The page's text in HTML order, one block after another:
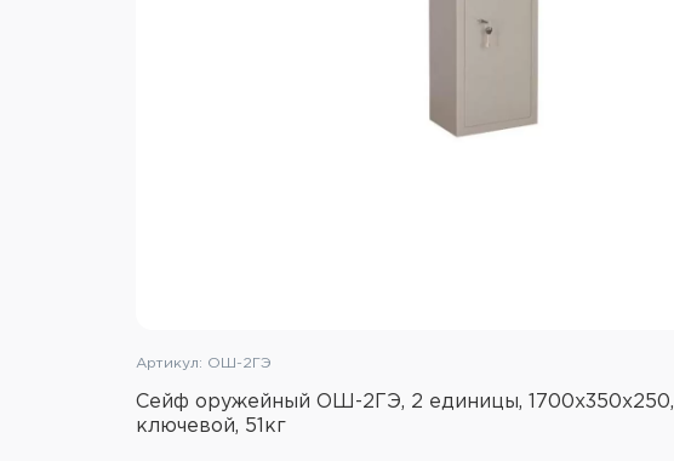
Артикул: ОШ-2ГЭ
Сейф оружейный ОШ-2ГЭ, 2 единицы, 1700x350x250,
ключевой, 51кг